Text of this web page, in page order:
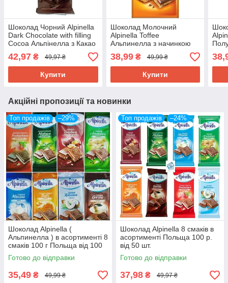
Шоколад Чорний Alpinella
Dark Chocolate with filling
Cocoa Альпінелла з Какао
- Начинкою 100 г Польща
42,97 ₴ 49,97 ₴
Купити
Шоколад Молочний
Alpinella Toffee
Альпинелла з начинкою
тоффі Польща 100 г
38,99₴ 49,99 ₴
Купити
100
Акційні пропозиції та новинки
Топ продажів –29%
Шоколад Alpinella (
Альпинелла ) в асортименті 8
смаків 100 г Польща від 100
шт.
Готово до відправки
35,49 ₴ 49,99 ₴
Топ продажів –24%
Шоколад Alpinella 8 смаків в
асортименті Польща 100 р.
від 50 шт.
Готово до відправки
37,98 ₴ 49,97 ₴